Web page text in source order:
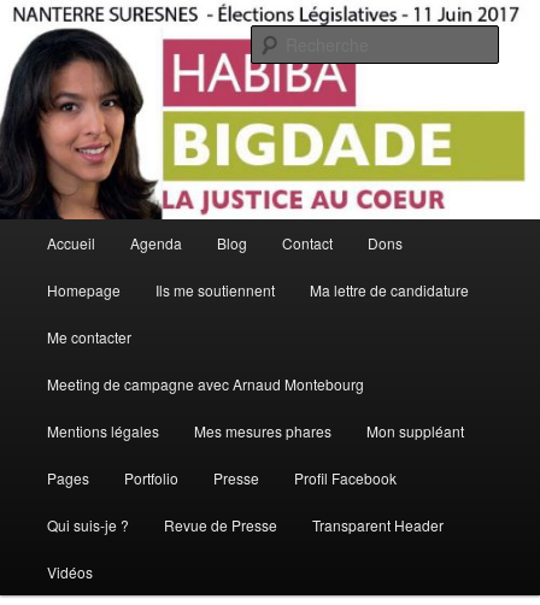
Aller
contenu
principalHabiba Bigdade
La Justice Au Coeur
principal
Accueil Agenda Blog Contact Dons
Homepage Ils me soutiennent Ma lettre de candidature
Me contacter
Meeting de campagne avec Arnaud Montebourg
Mentions légales Mes mesures phares Mon suppléant
Pages Portfolio Presse Profil Facebook
Qui suis-je ? Revue de Presse Transparent Header
Vidéos